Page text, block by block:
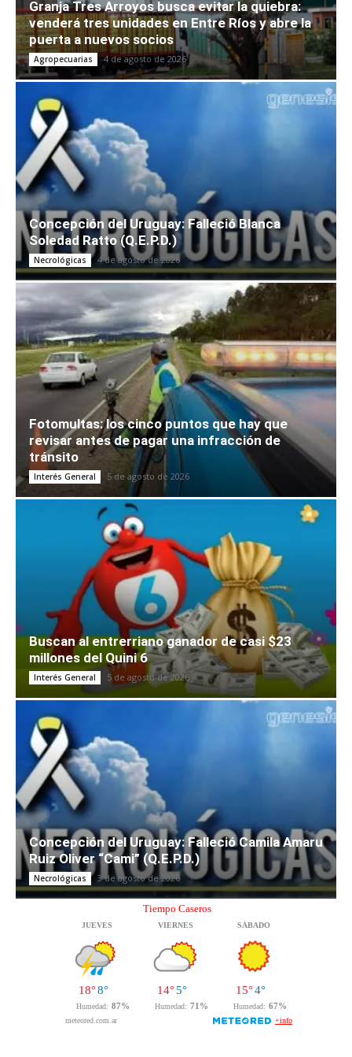
Granja Tres Arroyos busca evitar la quiebra:
venderá tres unidades en Entre Ríos y abre la
puerta a nuevos socios
Agropecuarias 4 de agosto de 2026
Concepción del Uruguay: Falleció Blanca
Soledad Ratto (Q.E.P.D.)
Necrológicas 4 de agosto de 2026
Fotomultas: los cinco puntos que hay que
revisar antes de pagar una infracción de
tránsito
Interés General 5 de agosto de 2026
Buscan al entrerriano ganador de casi $23
millones del Quini 6
Interés General 5 de agosto de 2026
Concepción del Uruguay: Falleció Camila Amaru
Ruiz Oliver “Cami” (Q.E.P.D.)
Necrológicas 3 de agosto de 2026